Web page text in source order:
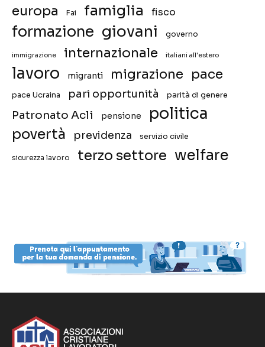
europa Fai famiglia fisco
formazione giovani governo
immigrazione internazionale italiani all'estero
lavoro migranti migrazione pace
pace Ucraina pari opportunità parità di genere
Patronato Acli pensione politica
povertà previdenza servizio civile
sicurezza lavoro terzo settore welfare